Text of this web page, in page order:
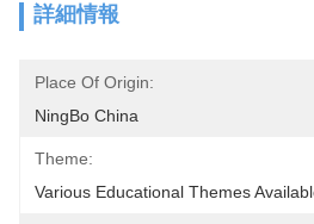
詳細情報
Place Of Origin:
NingBo China
Theme:
Various Educational Themes